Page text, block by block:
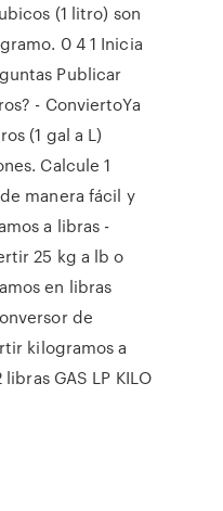
(1 litro) son
0 4 1 Inicia
Publicar
- ConviertoYa
(1 gal a L)
Calcule 1
manera fácil y
a libras -
25 kg a lb o
en libras
de
kilogramos a
GAS LP KILO